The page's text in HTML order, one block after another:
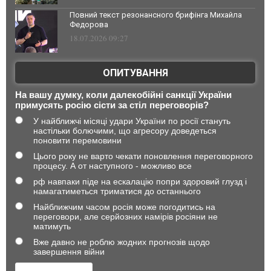
Повний текст резонансного брифінга Михайла
Федорова
18.07.2026 09:27
ОПИТУВАННЯ
На вашу думку, коли далекобійні санкції України
примусять росію сісти за стіл переговорів?
У найближчі місяці удари України по росії стануть
настільки болючими, що агресору доведеться
поновити перемовини
Цього року не варто чекати поновлення переговорного
процесу. А от наступного - можливо все
рф навпаки піде на ескалацію попри здоровий глузд і
намагатиметься триматися до останнього
Найближчим часом росія може погодитись на
переговори, але серйозних намірів росіяни не
матимуть
Вже давно не роблю жодних прогнозів щодо
завершення війни